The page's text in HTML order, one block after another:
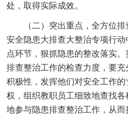
处，取得实际成效。
（二）突出重点，全方位
安全隐患大排查大整治专项行
点环节，狠抓隐患的整改落实
排查整治工作的检查力度，要
积极性，发挥他们对安全工作
权，组织教职员工细致地查找
地参与隐患排查整治工作，从